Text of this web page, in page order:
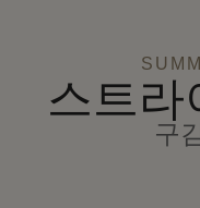
스트라
구